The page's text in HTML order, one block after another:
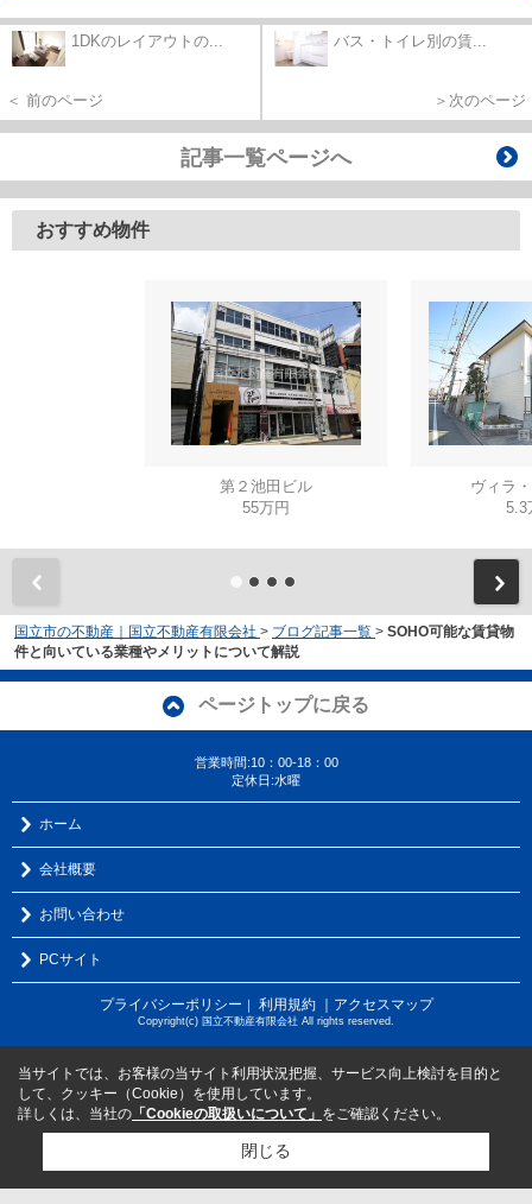
1DKのレイアウトの...
＜ 前のページ
バス・トイレ別の賃...
＞次のページ
記事一覧ページへ
おすすめ物件
第２池田ビル
55万円
ヴィラ
5.3
国立市の不動産｜国立不動産有限会社 > ブログ記事一覧 > SOHO可能な賃貸物
件と向いている業種やメリットについて解説
ページトップに戻る
営業時間:10：00-18：00
定休日:水曜
ホーム
会社概要
お問い合わせ
PCサイト
プライバシーポリシー 利用規約 ｜アクセスマップ
Copyright(c) 国立不動産有限会社 All rights reserved.
当サイトでは、お客様の当サイト利用状況把握、サービス向上検討を目的と
して、クッキー（Cookie）を使用しています。
詳しくは、当社の 「Cookieの取扱いについて」 をご確認ください。
閉じる